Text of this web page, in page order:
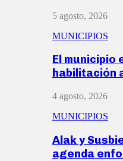
5 agosto, 2026
MUNICIPIOS
El
habilitación
4 agosto, 2026
MUNICIPIOS
Alak y
agenda